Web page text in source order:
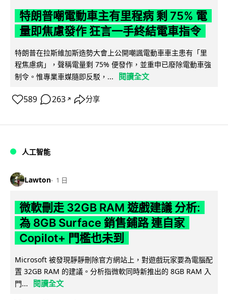
特朗普嘲電動車主有里程病 剩 75% 電
量即焦慮發作 狂言一手終結電車指令
特朗普在拉斯維加斯造勢大會上公開嘲諷電動車車主患有「里
程焦慮病」，聲稱電量剩 75% 便發作，並重申已廢除電動車強
制令。惟專業車媒隨即反駁，...
閱讀全文
589 263 ↗ 分享
人工智能
Lawton 1 日
微軟刪走 32GB RAM 遊戲建議 分析:
為 8GB Surface 銷售鋪路 連自家
Copilot+ 門檻也未到
Microsoft 被發現靜靜刪除官方網站上，對遊戲玩家要為電腦配
置 32GB RAM 的建議。分析指微軟同時新推出的 8GB RAM 入
門...
閱讀全文